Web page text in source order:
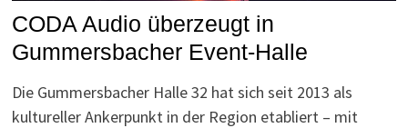
CODA Audio überzeugt in
Gummersbacher Event-Halle
Die Gummersbacher Halle 32 hat sich seit 2013 als
kultureller Ankerpunkt in der Region etabliert – mit